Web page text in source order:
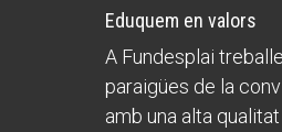
Eduquem en valors
A Fundesplai
paraigües de la
amb una alta